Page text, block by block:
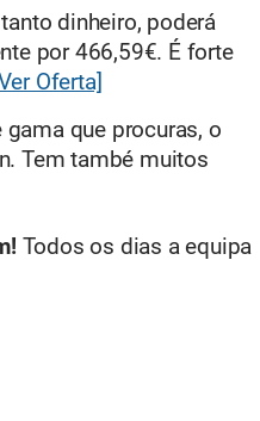
dinheiro, poderá
por 466,59€. É forte
Oferta]
que procuras, o
Tem també muitos
Todos os dias a equipa